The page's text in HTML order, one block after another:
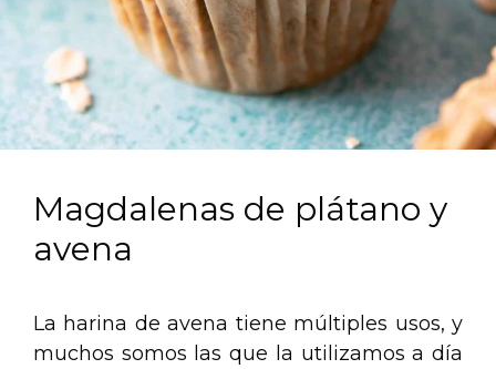
Magdalenas de plátano y
avena
La harina de avena tiene múltiples usos, y
muchos somos las que la utilizamos a día